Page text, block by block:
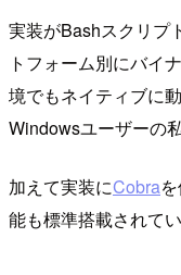
実装がBashスクリプ
トフォーム別にバイ
境でもネイティブに
Windowsユーザーの
加えて実装にCobra
能も標準搭載されてい